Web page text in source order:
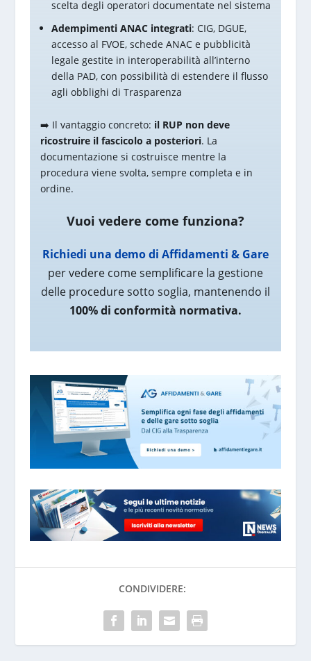
scelta degli operatori documentate nel sistema
Adempimenti ANAC integrati: CIG, DGUE,
accesso al FVOE, schede ANAC e pubblicità
legale gestite in interoperabilità all’interno
della PAD, con possibilità di estendere il flusso
agli obblighi di Trasparenza
➡️ Il vantaggio concreto: il RUP non deve
ricostruire il fascicolo a posteriori. La
documentazione si costruisce mentre la
procedura viene svolta, sempre completa e in
ordine.
Vuoi vedere come funziona?
Richiedi una demo di Affidamenti & Gare
per vedere come semplificare la gestione
delle procedure sotto soglia, mantenendo il
100%di conformità normativa.
CONDIVIDERE: